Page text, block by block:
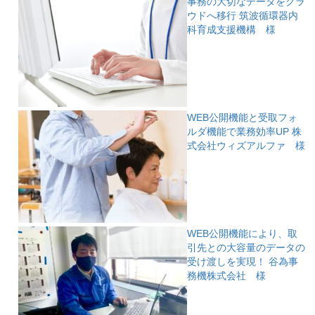
ウドへ移行筑波循環器内
科育成支援機構 様
WEB公開機能と受取フォ
ルダ機能で業務効率UP株
式会社ウィズアルファ 様
WEB公開機能により、取
引先との大容量のデータの
受け渡しを実現！谷為事
務機株式会社 様